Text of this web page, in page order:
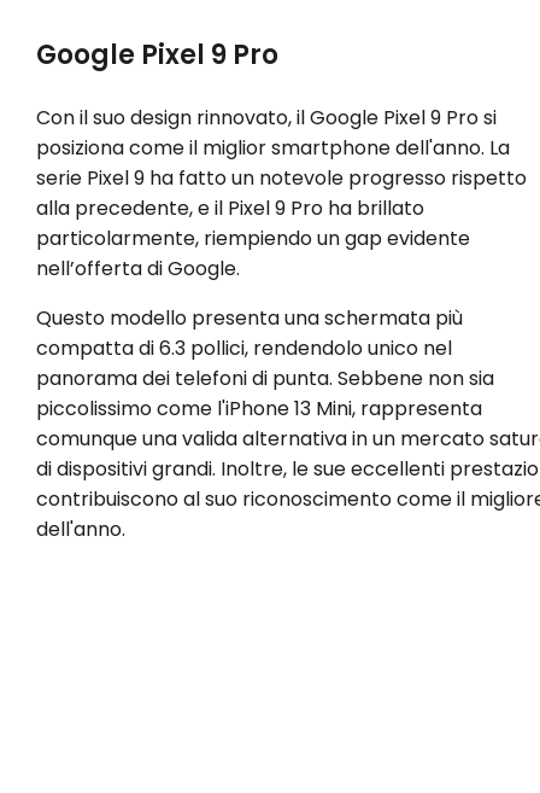
Google Pixel 9 Pro
Con il suo design rinnovato, il Google Pixel 9 Pro si
posiziona come il miglior smartphone dell'anno. La
serie Pixel 9 ha fatto un notevole progresso rispetto
alla precedente, e il Pixel 9 Pro ha brillato
particolarmente, riempiendo un gap evidente
nell’offerta di Google.
Questo modello presenta una schermata più
compatta di 6.3 pollici, rendendolo unico nel
panorama dei telefoni di punta. Sebbene non sia
piccolissimo come l'iPhone 13 Mini, rappresenta
comunque una valida alternativa in un mercato
di dispositivi grandi. Inoltre, le sue eccellenti
contribuiscono al suo riconoscimento come il
dell'anno.